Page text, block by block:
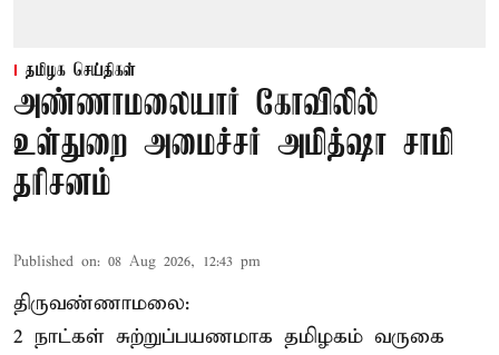
தமிழக செய்திகள்
அண்ணாமலையார் கோவிலில்
உள்துறை அமைச்சர் அமித்ஷா சாமி
தரிசனம்
Published on: 08 Aug 2026, 12:43 pm
திருவண்ணாமலை:
2 நாட்கள் சுற்றுப்பயணமாக தமிழகம் வருகை